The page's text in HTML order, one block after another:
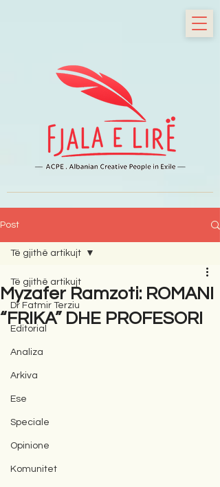
Post
Të gjithë artikujt
Dr Fatmir Terziu
Editorial
Analiza
Arkiva
Ese
Speciale
Opinione
Komunitet
Të gjithë artikujt
Myzafer Ramzoti: ROMANI
“FRIKA” DHE PROFESORI